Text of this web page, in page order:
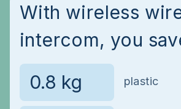
With wireless
intercom, you
plastic